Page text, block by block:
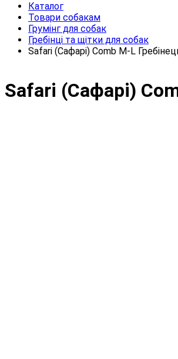
Каталог
Товари собакам
Грумінг для собак
Гребінці та щітки для собак
Safari (Сафарі) Comb M-L
Safari (Сафарі)